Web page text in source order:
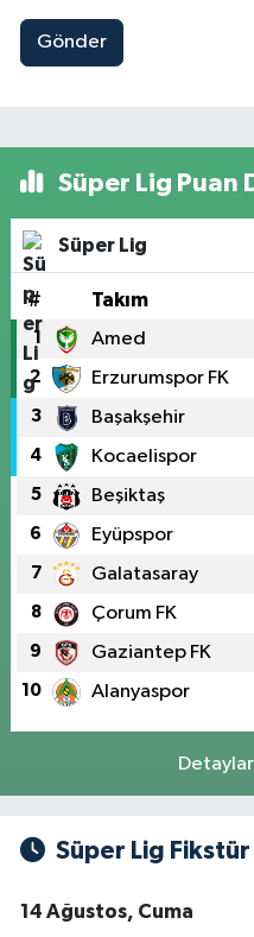
Gönder
Süper Lig Puan
Süper Lig
# Takım
1 Amed
2 Erzurumspor FK
3 Başakşehir
4 Kocaelispor
5 Beşiktaş
6 Eyüpspor
7 Galatasaray
8 Çorum FK
9 Gaziantep FK
10 Alanyaspor
Detaylar
Süper Lig Fikstür
14 Ağustos, Cuma